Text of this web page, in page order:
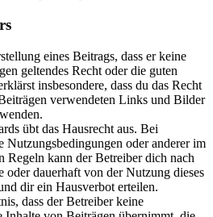
eines Beitrags, dass er keine
geltendes Recht oder die guten
insbesondere, dass du das Recht
verwendeten Links und Bilder
übt das Hausrecht aus. Bei
Nutzungsbedingungen oder anderer im
Regeln kann der Betreiber dich nach
oder dauerhaft von der Nutzung dieses
dir ein Hausverbot erteilen.
dass der Betreiber keine